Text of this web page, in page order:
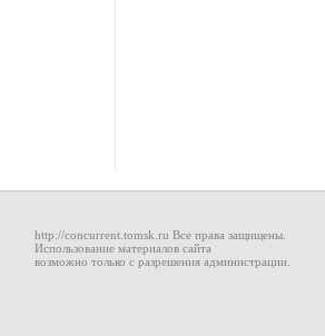
http://concurrent.tomsk.ru Все права защищены.
Использование материалов сайта
возможно только с разрешения администрации.